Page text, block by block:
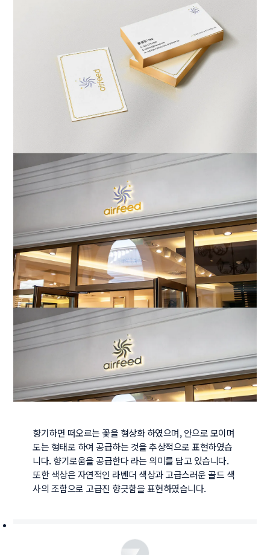
향기하면 떠오르는 꽃을 형상화 하였으며, 안으로 모이며
도는 형태로 하여 공급하는 것을 추상적으로 표현하였습
니다. 향기로움을 공급한다 라는 의미를 담고 있습니다.
또한 색상은 자연적인 라벤더 색상과 고급스러운 골드 색
사의 조합으로 고급진 향긋함을 표현하였습니다.